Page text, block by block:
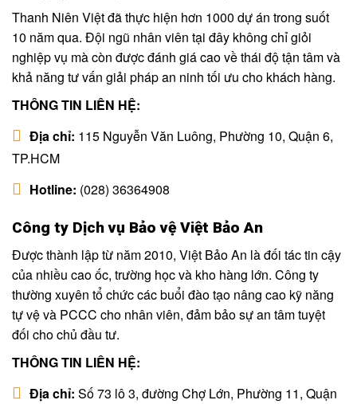
Thanh Niên Việt đã thực hiện hơn 1000 dự án trong suốt
10 năm qua. Đội ngũ nhân viên tại đây không chỉ giỏi
nghiệp vụ mà còn được đánh giá cao về thái độ tận tâm và
khả năng tư vấn giải pháp an ninh tối ưu cho khách hàng.
THÔNG TIN LIÊN HỆ:
Địa chỉ: 115 Nguyễn Văn Luông, Phường 10, Quận 6,
TP.HCM
Hotline: (028) 36364908
Công ty Dịch vụ Bảo vệ Việt Bảo An
Được thành lập từ năm 2010, Việt Bảo An là đối tác tin cậy
của nhiều cao ốc, trường học và kho hàng lớn. Công ty
thường xuyên tổ chức các buổi đào tạo nâng cao kỹ năng
tự vệ và PCCC cho nhân viên, đảm bảo sự an tâm tuyệt
đối cho chủ đầu tư.
THÔNG TIN LIÊN HỆ:
Địa chỉ: Số 73 lô 3, đường Chợ Lớn, Phường 11, Quận